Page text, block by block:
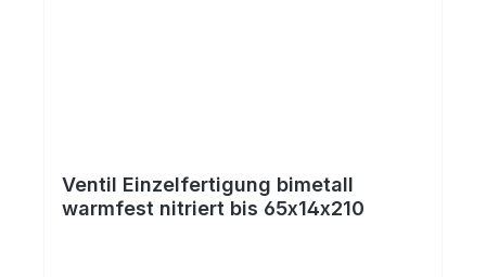
Ventil Einzelfertigung bimetall
warmfest nitriert bis 65x14x210